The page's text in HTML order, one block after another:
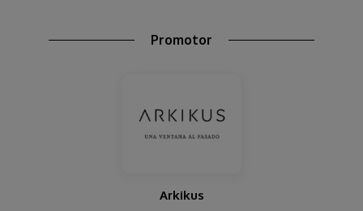
Promotor
Arkikus